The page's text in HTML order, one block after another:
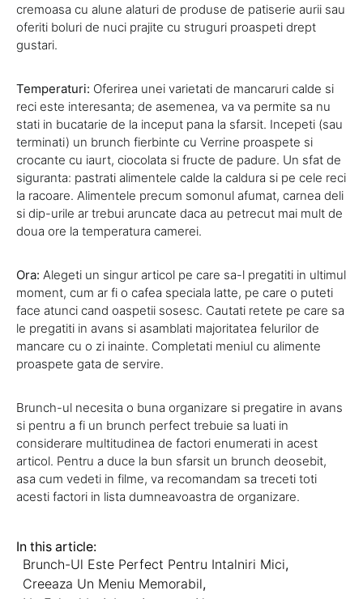
cremoasa cu alune alaturi de produse de patiserie aurii sau
oferiti boluri de nuci prajite cu struguri proaspeti drept
gustari.
Temperaturi: Oferirea unei varietati de mancaruri calde si
reci este interesanta; de asemenea, va va permite sa nu
stati in bucatarie de la inceput pana la sfarsit. Incepeti (sau
terminati) un brunch fierbinte cu Verrine proaspete si
crocante cu iaurt, ciocolata si fructe de padure. Un sfat de
siguranta: pastrati alimentele calde la caldura si pe cele reci
la racoare. Alimentele precum somonul afumat, carnea deli
si dip-urile ar trebui aruncate daca au petrecut mai mult de
doua ore la temperatura camerei.
Ora: Alegeti un singur articol pe care sa-l pregatiti in ultimul
moment, cum ar fi o cafea speciala latte, pe care o puteti
face atunci cand oaspetii sosesc. Cautati retete pe care sa
le pregatiti in avans si asamblati majoritatea felurilor de
mancare cu o zi inainte. Completati meniul cu alimente
proaspete gata de servire.
Brunch-ul necesita o buna organizare si pregatire in avans
si pentru a fi un brunch perfect trebuie sa luati in
considerare multitudinea de factori enumerati in acest
articol. Pentru a duce la bun sfarsit un brunch deosebit,
asa cum vedeti in filme, va recomandam sa treceti toti
acesti factori in lista dumneavoastra de organizare.
In this article:
Brunch-Ul Este Perfect Pentru Intalniri Mici,
Creeaza Un Meniu Memorabil,